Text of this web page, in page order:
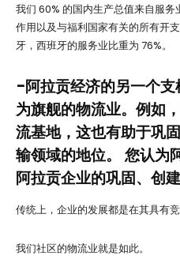
我们 60% 的国内生产总值来自服
作用以及与福利国家有关的所有开
牙，西班牙的服务业比重为 76%。
-阿拉贡经济的另一个
为旗舰的物流业。例如
流基地，这也有助于巩
输领域的地位。 您认为
阿拉贡企业的巩固、创
传统上，企业的发展都是在其具有
我们社区的物流业就是如此。